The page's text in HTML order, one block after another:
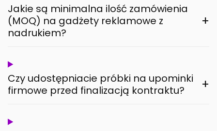
Jakie są minimalna ilość zamówienia
(MOQ) na gadżety reklamowe z
nadrukiem?
+
Czy udostępniacie próbki na upominki
firmowe przed finalizacją kontraktu?
+